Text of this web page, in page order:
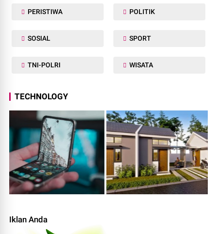
PERISTIWA POLITIK
SOSIAL SPORT
TNI-POLRI WISATA
TECHNOLOGY
Iklan Anda